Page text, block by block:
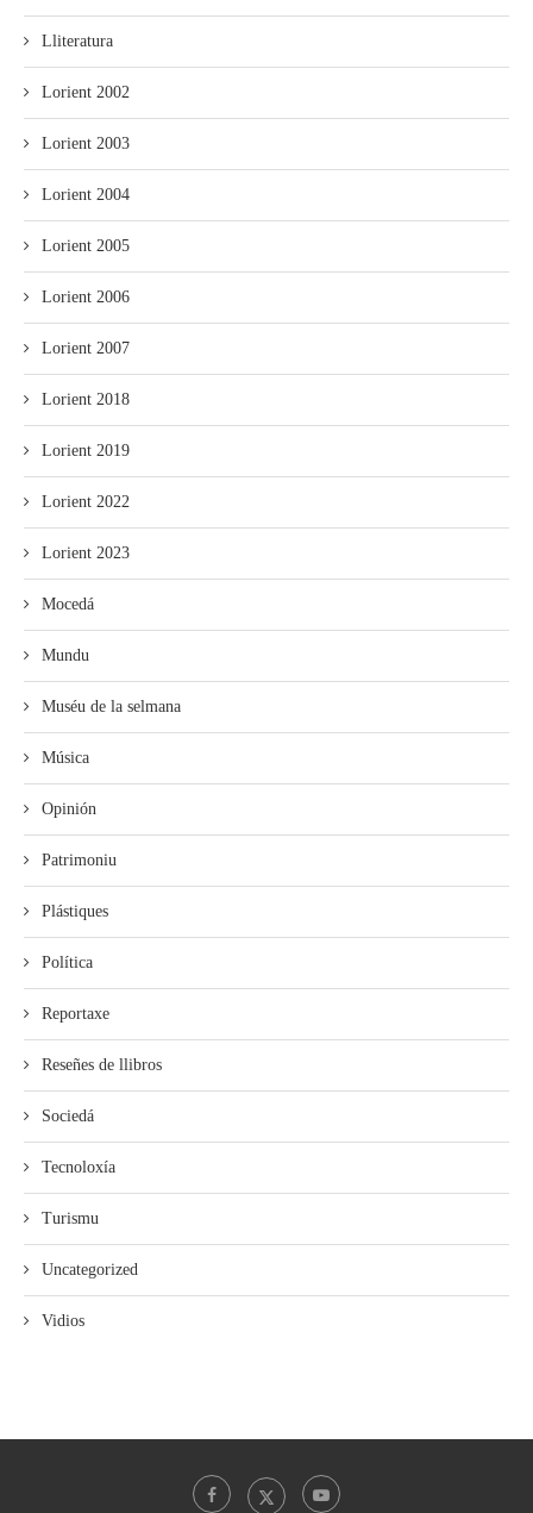
Lliteratura
Lorient 2002
Lorient 2003
Lorient 2004
Lorient 2005
Lorient 2006
Lorient 2007
Lorient 2018
Lorient 2019
Lorient 2022
Lorient 2023
Mocedá
Mundu
Muséu de la selmana
Música
Opinión
Patrimoniu
Plástiques
Política
Reportaxe
Reseñes de llibros
Sociedá
Tecnoloxía
Turismu
Uncategorized
Vidios